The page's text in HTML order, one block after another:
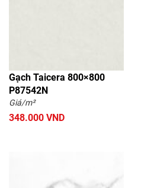
Gạch Taicera 800×800
P87542N
Giá/m²
348.000 VND